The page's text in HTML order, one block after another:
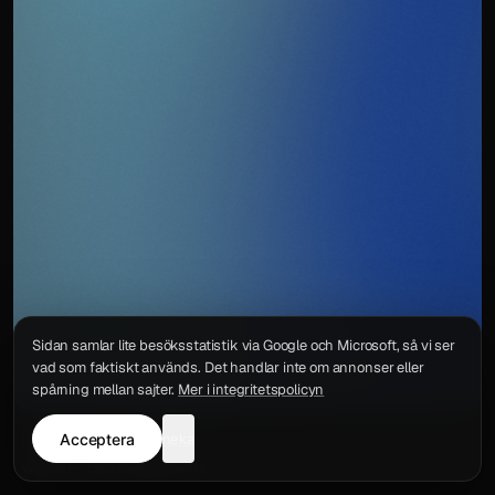
IntegritetspolicyKontakt
Sidan samlar lite besöksstatistik via Google och Microsoft, så vi ser
vad som faktiskt används. Det handlar inte om annonser eller
spårning mellan sajter. Mer i integritetspolicyn
Acceptera neka